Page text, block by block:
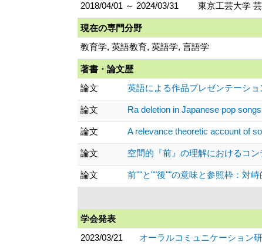
2018/04/01 ～ 2024/03/31
東京工芸大学
現在の専門分野
教育学, 英語教育, 英語学, 言語学
著書・論文歴
論文
英語による作品プレゼンテーシ
論文 Ra deletion in Japanese pop
論文 A relevance theoretic account of
論文 空間的『前』の理解におけるコ
論文 前""と""後""の意味と参照枠：対
学会発表
2023/03/21
オーラルコミュニケーション